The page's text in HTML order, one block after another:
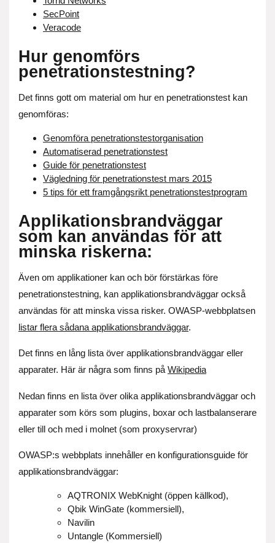
SecPoint
Veracode
Hur genomförs
penetrationstestning?
Det finns gott om material om hur en penetrationstest kan
genomföras:
Genomföra penetrationstestorganisation
Automatiserad penetrationstest
Guide för penetrationstest
Vägledning för penetrationstest mars 2015
5 tips för ett framgångsrikt penetrationstestprogram
Applikationsbrandväggar
som kan användas för att
minska riskerna:
Även om applikationer kan och bör förstärkas före
penetrationstestning, kan applikationsbrandväggar också
användas för att minska vissa risker. OWASP-webbplatsen
listar flera sådana applikationsbrandväggar.
Det finns en lång lista över applikationsbrandväggar eller
apparater. Här är några som finns på Wikipedia
Nedan finns en lista över olika applikationsbrandväggar och
apparater som körs som plugins, boxar och lastbalanserare
eller till och med i molnet (som proxyservrar)
OWASP:s webbplats innehåller en konfigurationsguide för
applikationsbrandväggar:
AQTRONIX WebKnight (öppen källkod),
Qbik WinGate (kommersiell),
Navilin
Untangle (Kommersiell)